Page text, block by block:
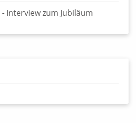
Interview zum Jubiläum